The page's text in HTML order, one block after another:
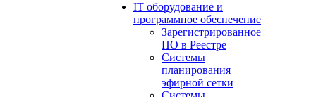
IT оборудование и
программное обеспечение
Зарегистрированное
ПО в Реестре
Системы
планирования
эфирной сетки